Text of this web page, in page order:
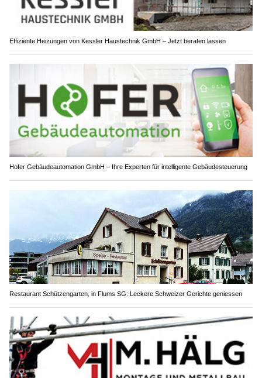
Effiziente Heizungen von Kessler Haustechnik GmbH – Jetzt beraten lassen
Hofer Gebäudeautomation GmbH – Ihre Experten für intelligente Gebäudesteuerung
Restaurant Schützengarten, in Flums SG: Leckere Schweizer Gerichte geniessen